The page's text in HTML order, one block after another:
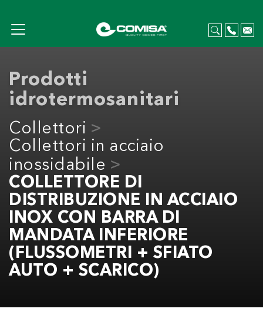
Prodotti
idrotermosanitari
Collettori
Collettori in acciaio
inossidabile
COLLETTORE DI
DISTRIBUZIONE IN ACCIAIO
INOX CON BARRA DI
MANDATA INFERIORE
(FLUSSOMETRI + SFIATO
AUTO + SCARICO)